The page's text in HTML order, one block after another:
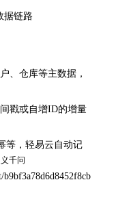
据链路
、仓库等主数据，
戳或自增ID的增量
等，轻易云自动记
b9bf3a78d6d8452f8cb